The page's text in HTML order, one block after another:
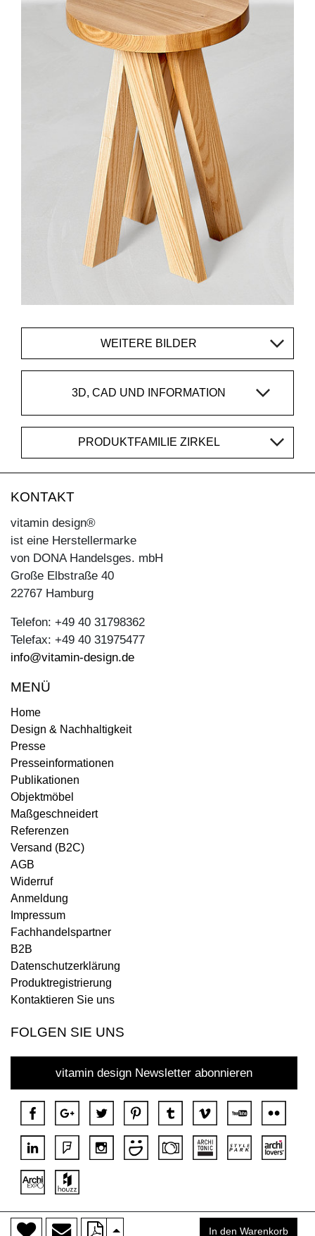
> In den Warenkorb
WEITERE BILDER
3D, CAD UND INFORMATION
PRODUKTFAMILIE ZIRKEL
KONTAKT
vitamin design®
ist eine Herstellermarke
von DONA Handelsges. mbH
Große Elbstraße 40
22767 Hamburg
Telefon: +49 40 31798362
Telefax: +49 40 31975477
info@vitamin-design.de
MENÜ
Home
Design & Nachhaltigkeit
Presse
Presseinformationen
Publikationen
Objektmöbel
Maßgeschneidert
Referenzen
Versand (B2C)
AGB
Widerruf
Anmeldung
Impressum
Fachhandelspartner
B2B
Datenschutzerklärung
Produktregistrierung
Kontaktieren Sie uns
FOLGEN SIE UNS
vitamin design Newsletter abonnieren
Copyright © 2018 DONA Alle Rechte vorbehalten.